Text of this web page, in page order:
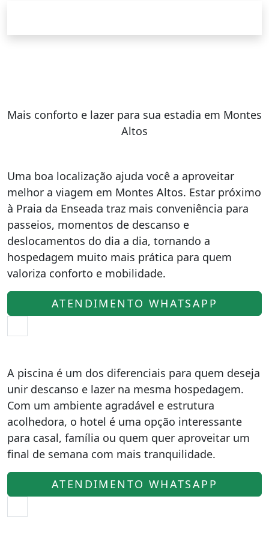
Mais conforto e lazer para sua estadia em Montes
Altos
Uma boa localização ajuda você a aproveitar
melhor a viagem em Montes Altos. Estar próximo
à Praia da Enseada traz mais conveniência para
passeios, momentos de descanso e
deslocamentos do dia a dia, tornando a
hospedagem muito mais prática para quem
valoriza conforto e mobilidade.
ATENDIMENTO WHATSAPP
A piscina é um dos diferenciais para quem deseja
unir descanso e lazer na mesma hospedagem.
Com um ambiente agradável e estrutura
acolhedora, o hotel é uma opção interessante
para casal, família ou quem quer aproveitar um
final de semana com mais tranquilidade.
ATENDIMENTO WHATSAPP